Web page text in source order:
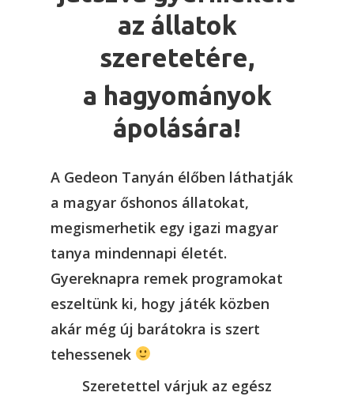
az állatok
szeretetére,
a hagyományok
ápolására!
A Gedeon Tanyán élőben láthatják
a magyar őshonos állatokat,
megismerhetik egy igazi magyar
tanya mindennapi életét.
Gyereknapra remek programokat
eszeltünk ki, hogy játék közben
akár még új barátokra is szert
tehessenek
Szeretettel várjuk az egész